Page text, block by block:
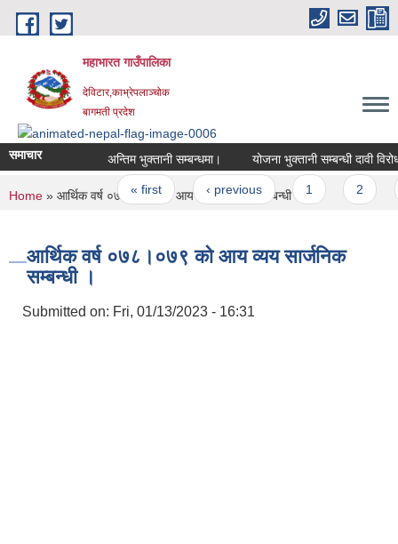
Skip to main content
महाभारत गाउँपालिका
देविटार,काभ्रेपलाञ्चोक
बागमती प्रदेश
समाचार अन्तिम भुक्तानी सम्बन्धमा। योजना भुक्तानी सम्बन्धी दावी
Pages
« first ‹ previous
You are here
Home » आर्थिक वर्ष ०७८।०७९ काे आय व्यय सार्जनिक सम्बन्धी ।
आर्थिक वर्ष ०७८।०७९ काे आय व्यय सार्जनिक
सम्बन्धी ।
Submitted on: Fri, 01/13/2023 - 16:31